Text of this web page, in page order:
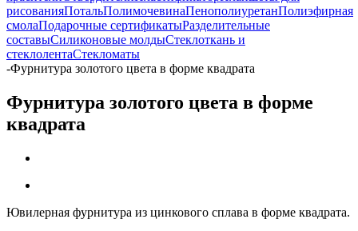
рисованияПотальПолимочевинаПенополиуретанПолиэфирная
смолаПодарочные сертификатыРазделительные
составыСиликоновые молдыСтеклоткань и
стеклолентаСтекломаты
-Фурнитура золотого цвета в форме квадрата
Фурнитура золотого цвета в форме
квадрата
Ювилерная фурнитура из цинкового сплава в форме квадрата.